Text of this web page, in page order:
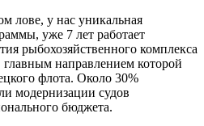
лове, у нас уникальная
уже 7 лет работает
рыбохозяйственного комплекса
направлением которой
флота. Около 30%
модернизации судов
бюджета.